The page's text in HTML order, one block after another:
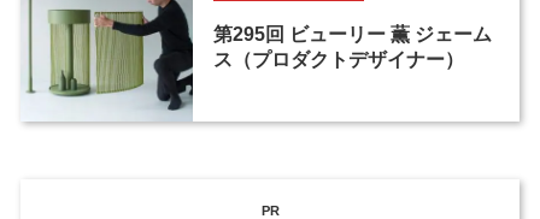
第295回 ビューリー 薫 ジェーム
ス（プロダクトデザイナー）
PR